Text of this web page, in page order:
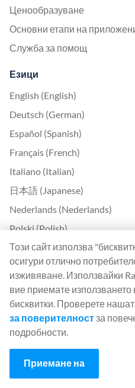
Ценообразуване
Основни етапи на
Служба за помощ
Езици
English (English)
Deutsch (German)
Español (Spanish)
Français (French)
Italiano (Italian)
日本語 (Japanese)
Nederlands (Nederlands)
Polski (Polish)
Português (Portuguese)
Svenska (Swedish)
中文 (Chinese)
Български (Bulgarian)
Dansk (Danish)
Ελληνικά (Greek)
Този сайт използва
осигури отлично
изживяване. Използвайки
вие приемате използването
бисквитки. Проверете
за поверителностза
подробности.
Приемане на